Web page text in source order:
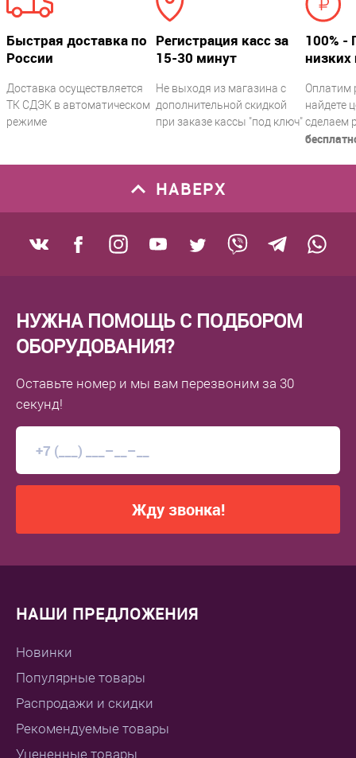
Серый
Габариты без упаковки (д/ш/в)
22.4/8.4/1.8
Вес НЕТТО (в граммах) ?
410
Высота
Наличие аккумулятора ?
есть
Время работы без подзарядки, часов
Емкость аккумулятора, мАч ?
Тип аккумулятора
Li-Ion
Питание
Рабочая температура °C
-15... +50
Навигация
Быстрая доставка по
России
Доставка осуществляется
ТК СДЭК в автоматическом
режиме
Регистрация касс за
15-30 минут
Не выходя из магазина с
дополнительной скидкой
при заказе кассы "под ключ"
100% -
низких
Оплатим
найдете
сделаем
НАВЕРХ
НУЖНА ПОМОЩЬ С ПОДБОРОМ
ОБОРУДОВАНИЯ?
Оставьте номер и мы вам перезвоним за 30
секунд!
Жду звонка!
НАШИ ПРЕДЛОЖЕНИЯ
Новинки
Популярные товары
Распродажи и скидки
Рекомендуемые товары
Уцененные товары